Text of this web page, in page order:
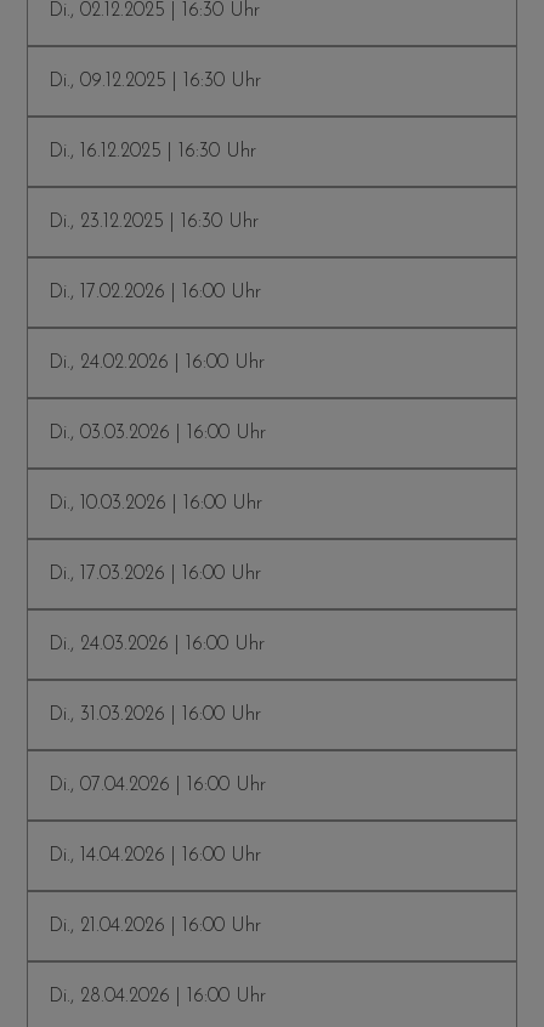
Di., 02.12.2025 | 16:30 Uhr
Di., 09.12.2025 | 16:30 Uhr
Di., 16.12.2025 | 16:30 Uhr
Di., 23.12.2025 | 16:30 Uhr
Di., 17.02.2026 | 16:00 Uhr
Di., 24.02.2026 | 16:00 Uhr
Di., 03.03.2026 | 16:00 Uhr
Di., 10.03.2026 | 16:00 Uhr
Di., 17.03.2026 | 16:00 Uhr
Di., 24.03.2026 | 16:00 Uhr
Di., 31.03.2026 | 16:00 Uhr
Di., 07.04.2026 | 16:00 Uhr
Di., 14.04.2026 | 16:00 Uhr
Di., 21.04.2026 | 16:00 Uhr
Di., 28.04.2026 | 16:00 Uhr